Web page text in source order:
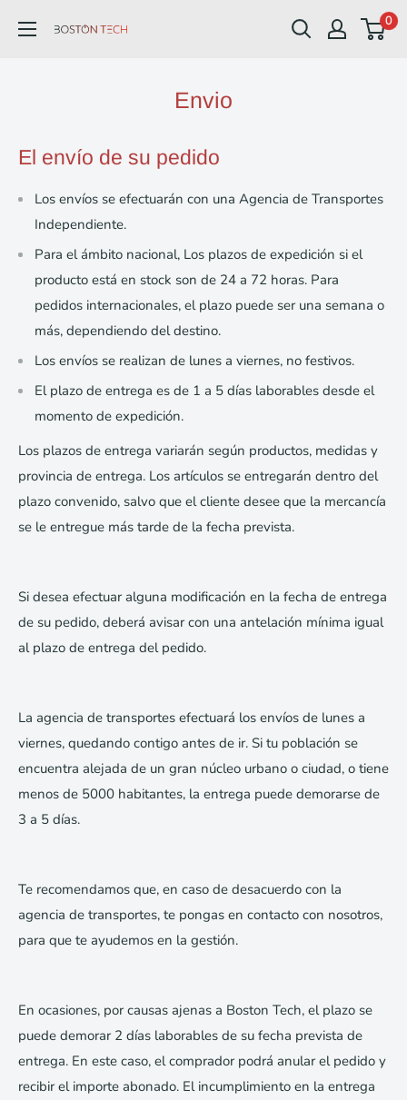
directamente
Boston
0
Envio
El envío de su pedido
Los envíos se efectuarán con una Agencia de Transportes
Independiente.
Para el ámbito nacional, Los plazos de expedición si el
producto está en stock son de 24 a 72 horas. Para
pedidos internacionales, el plazo puede ser una semana o
más, dependiendo del destino.
Los envíos se realizan de lunes a viernes, no festivos.
El plazo de entrega es de 1 a 5 días laborables desde el
momento de expedición.
Los plazos de entrega variarán según productos, medidas y
provincia de entrega. Los artículos se entregarán dentro del
plazo convenido, salvo que el cliente desee que la mercancía
se le entregue más tarde de la fecha prevista.
Si desea efectuar alguna modificación en la fecha de entrega
de su pedido, deberá avisar con una antelación mínima igual
al plazo de entrega del pedido.
La agencia de transportes efectuará los envíos de lunes a
viernes, quedando contigo antes de ir. Si tu población se
encuentra alejada de un gran núcleo urbano o ciudad, o tiene
menos de 5000 habitantes, la entrega puede demorarse de
3 a 5 días.
Te recomendamos que, en caso de desacuerdo con la
agencia de transportes, te pongas en contacto con nosotros,
para que te ayudemos en la gestión.
En ocasiones, por causas ajenas a Boston Tech, el plazo se
puede demorar 2 días laborables de su fecha prevista de
entrega. En este caso, el comprador podrá anular el pedido y
recibir el importe abonado. El incumplimiento en la entrega